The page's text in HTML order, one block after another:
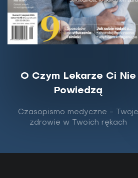
Jak rozpoznać objawy
pasożytniczych i kiedy
Pewne parazyty mają związek z
O Czym Lekarze Ci Nie
Powiedzą
Czasopismo medyczne - Twoje
zdrowie w Twoich rękach